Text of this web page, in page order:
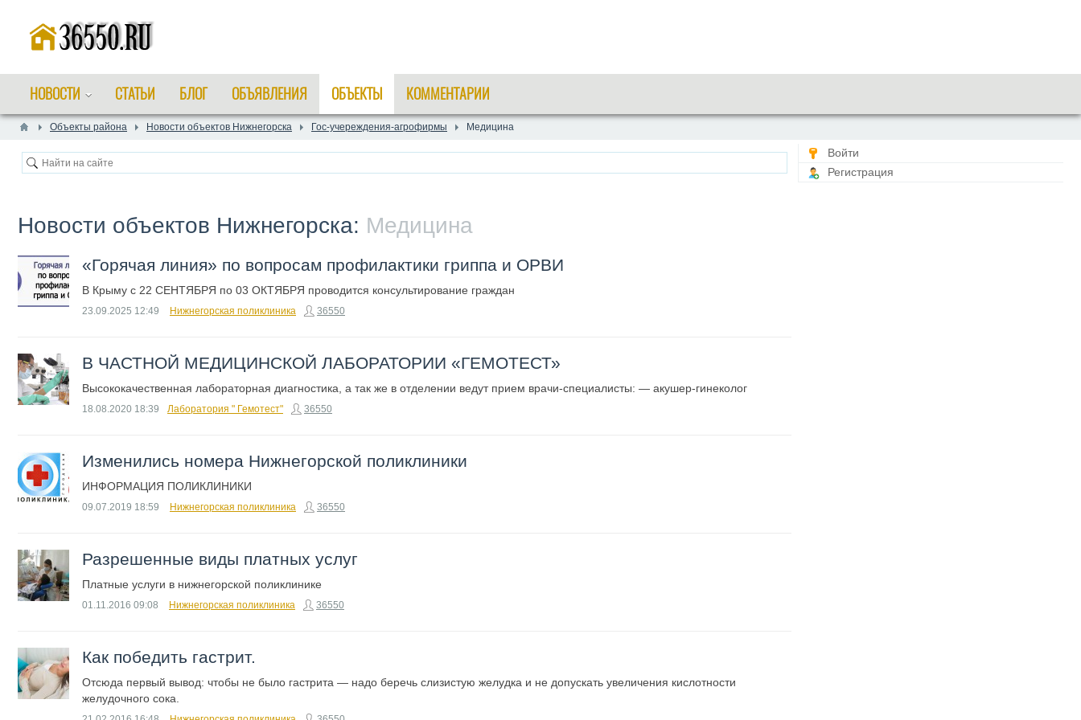
НОВОСТИ СТАТЬИ БЛОГ ОБЪЯВЛЕНИЯ ОБЪЕКТЫ КОММЕНТАРИИ
Объекты района Новости объектов Нижнегорска Гос-учереждения-агрофирмы Медицина
Новости объектов Нижнегорска: Медицина
​«Горячая линия» по вопросам профилактики гриппа и ОРВИ
В Крыму с 22 СЕНТЯБРЯ по 03 ОКТЯБРЯ проводится консультирование граждан
23.09.2025 12:49 Нижнегорская поликлиника 36550
В ЧАСТНОЙ МЕДИЦИНСКОЙ ЛАБОРАТОРИИ «ГЕМОТЕСТ»
Высококачественная лабораторная диагностика, а так же в отделении ведут прием врачи-специалисты: — акушер-гинеколог
18.08.2020 18:39 ​Лаборатория " Гемотест" 36550
Изменились номера Нижнегорской поликлиники
ИНФОРМАЦИЯ ПОЛИКЛИНИКИ
09.07.2019 18:59 Нижнегорская поликлиника 36550
Разрешенные виды платных услуг
Платные услуги в нижнегорской поликлинике
01.11.2016 09:08 Нижнегорская поликлиника 36550
Как победить гастрит.
Отсюда первый вывод: чтобы не было гастрита — надо беречь слизистую желудка и не допускать увеличения кислотности
желудочного сока.
Войти
Регистрация